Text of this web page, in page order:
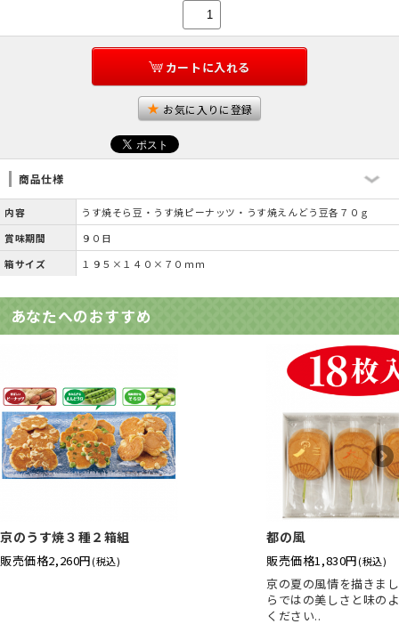
カートに入れる
お気に入りに登録
商品仕様
内容
うす焼そら豆・うす焼ピーナッツ・うす焼えんどう豆各７０ｇ
賞味期間
９０日
箱サイズ
１９５×１４０×７０ｍｍ
あなたへのおすすめ
京のうす焼３種２箱組
販売価格2,260円(税込)
都の風
販売価格1,830円(税込)
京の夏の風情を描きま
らではの美しさと味の
ください..